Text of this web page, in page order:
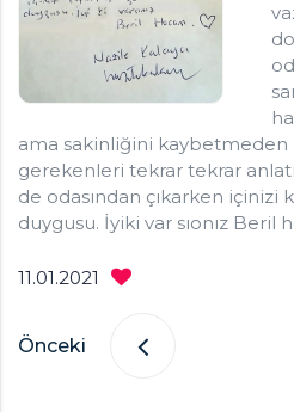
İç Hastalıkları ve Nefroloji
Neorama Kat: 15 Daire: 70
ama sakinliğini kaybetmeden
gerekenleri tekrar tekrar
de odasından çıkarken
duygusu. İyiki var sıonız Beril
11.01.2021
Önceki